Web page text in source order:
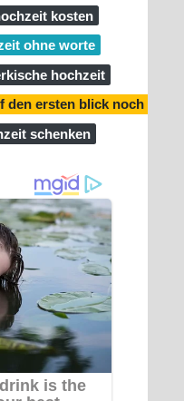
kosten
ohne worte
hochzeit
den ersten blick noch
schenken